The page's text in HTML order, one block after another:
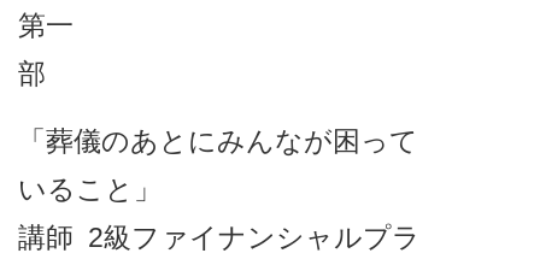
第一
部
「葬儀のあとにみんなが困って
いること」
講師 2級ファイナンシャルプラ